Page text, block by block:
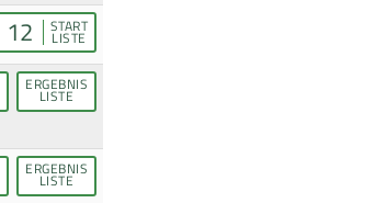
12 START
LISTE
ERGEBNIS
LISTE
ERGEBNIS
LISTE